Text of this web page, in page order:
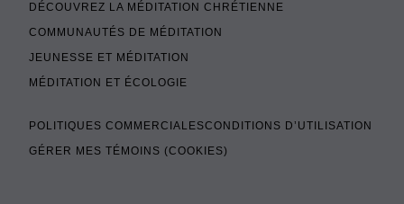
DÉCOUVREZ LA MÉDITATION CHRÉTIENNE
COMMUNAUTÉS DE MÉDITATION
JEUNESSE ET MÉDITATION
MÉDITATION ET ÉCOLOGIE
POLITIQUES COMMERCIALESCONDITIONS D’UTILISATION
GÉRER MES TÉMOINS (COOKIES)